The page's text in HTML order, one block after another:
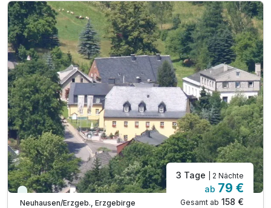
Viele Termine frei
Neuhausen/Erzgeb., Erzgebirge
3 Tage | 2 Nächte
ab 79 €
Gesamt ab 158 €